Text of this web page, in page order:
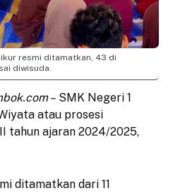
resmi ditamatkan, 43 di
diwisuda.
– SMK Negeri 1
atau prosesi
tahun ajaran 2024/2025,
ditamatkan dari 11